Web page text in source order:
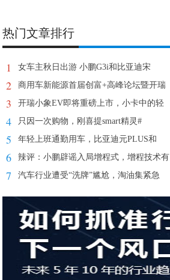
热门文章排行
1 女车主秋日出游 小鹏G3i和比亚迪宋
2 商用车新能源首届创富+高峰论坛暨开瑞
3 开瑞小象EV即将重磅上市，小卡中的轻
4 只因一次购物，刚喜提smart精灵#
5 年轻上班通勤用车，比亚迪元PLUS和
6 辣评：小鹏辟谣入局增程式，增程技术有
7 汽车行业遭受“洗牌”尴尬，淘油集紧急